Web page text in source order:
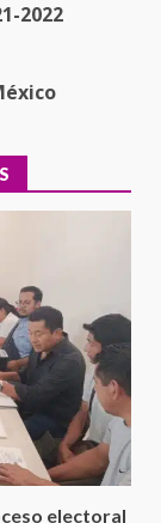
2022
electoral
para